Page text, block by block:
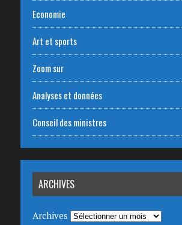
Economie
Art et sports
Zoom sur
Analyses et données
Conseil des ministres
ARCHIVES
Archives